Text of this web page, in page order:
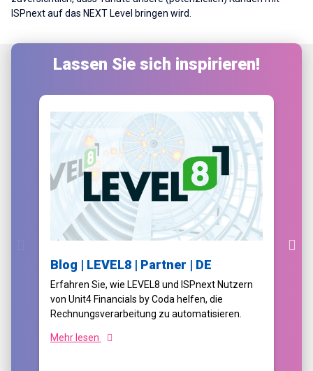
ISPnext auf das NEXT Level bringen wird.
Lassen Sie sich inspirieren!
Blog | LEVEL8 | Partner | DE
Erfahren Sie, wie LEVEL8 und ISPnext Nutzern
von Unit4 Financials by Coda helfen, die
Rechnungsverarbeitung zu automatisieren.
Mehr lesen